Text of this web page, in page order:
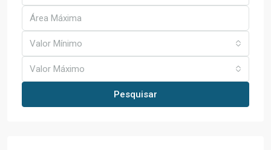
Valor Mínimo
Valor Máximo
Pesquisar